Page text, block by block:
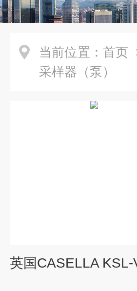
当前位置： 首页
采样器（泵）